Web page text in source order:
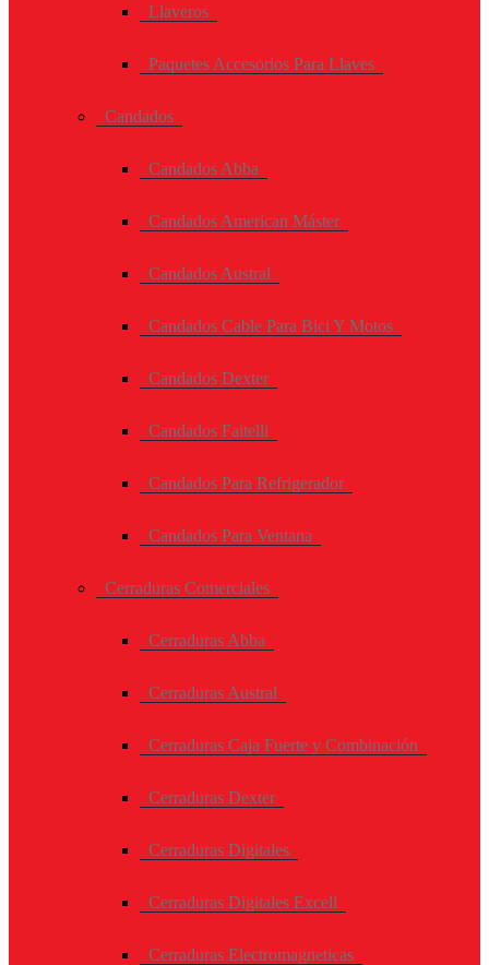
Llaveros
Paquetes Accesorios Para Llaves
Candados
Candados Abba
Candados American Máster
Candados Austral
Candados Cable Para Bici Y Motos
Candados Dexter
Candados Faitelli
Candados Para Refrigerador
Candados Para Ventana
Cerraduras Comerciales
Cerraduras Abba
Cerraduras Austral
Cerraduras Caja Fuerte y Combinación
Cerraduras Dexter
Cerraduras Digitales
Cerraduras Digitales Excell
Cerraduras Electromagneticas